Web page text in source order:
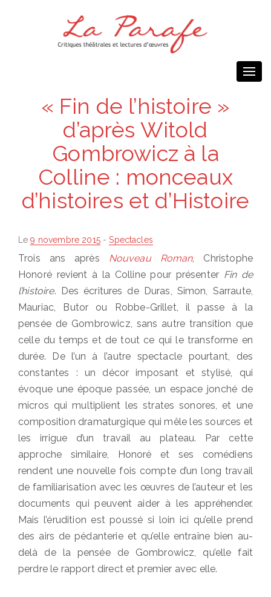
« Fin de l’histoire »
d’après Witold
Gombrowicz à la
Colline : monceaux
d’histoires et d’Histoire
LePosted
on
9 novembre 2015-Spectacles
Trois ans après Nouveau Roman, Christophe
Honoré revient à la Colline pour présenter Fin de
l’histoire. Des écritures de Duras, Simon, Sarraute,
Mauriac, Butor ou Robbe-Grillet, il passe à la
pensée de Gombrowicz, sans autre transition que
celle du temps et de tout ce qui le transforme en
durée. De l’un à l’autre spectacle pourtant, des
constantes : un décor imposant et stylisé, qui
évoque une époque passée, un espace jonché de
micros qui multiplient les strates sonores, et une
composition dramaturgique qui mêle les sources et
les irrigue d’un travail au plateau. Par cette
approche similaire, Honoré et ses comédiens
rendent une nouvelle fois compte d’un long travail
de familiarisation avec les œuvres de l’auteur et les
documents qui peuvent aider à les appréhender.
Mais l’érudition est poussé si loin ici qu’elle prend
des airs de pédanterie et qu’elle entraîne bien au-
delà de la pensée de Gombrowicz, qu’elle fait
perdre le rapport direct et premier avec elle.